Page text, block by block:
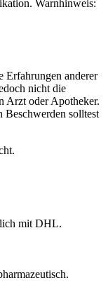
Warnhinweis:
Erfahrungen anderer
nicht die
Arzt oder Apotheker.
Beschwerden solltest
mit DHL.